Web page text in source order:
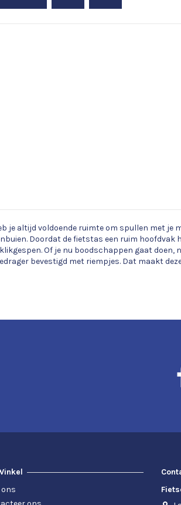
je altijd voldoende ruimte om spullen met je
Doordat de fietstas een ruim hoofdvak
Of je nu boodschappen gaat doen,
bevestigd met riempjes. Dat maakt
ons